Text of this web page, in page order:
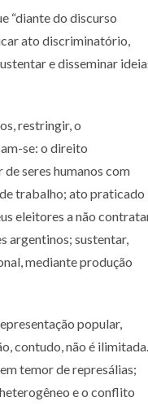
“diante do discurso
ato discriminatório,
e disseminar
restringir, o
se: o direito
seres humanos com
trabalho; ato praticado
eleitores a não
argentinos; sustentar,
mediante produção
popular,
contudo, não é ilimitada.
temor de represálias;
e o conflito